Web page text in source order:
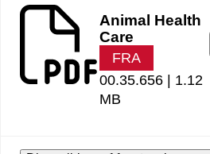
Animal Health
Care
FRA
00.35.656 | 1.12
MB